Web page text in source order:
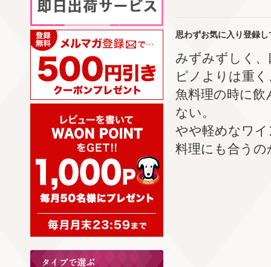
思わずお気に入り登録
みずみずしく
ピノよりは重
魚料理の時に
ない。
やや軽めなワ
料理にも合う